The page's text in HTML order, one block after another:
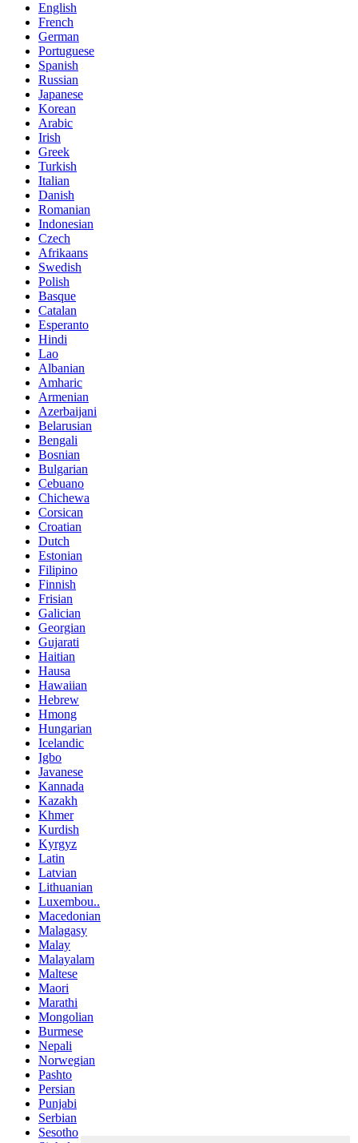
English
French
German
Portuguese
Spanish
Russian
Japanese
Korean
Arabic
Irish
Greek
Turkish
Italian
Danish
Romanian
Indonesian
Czech
Afrikaans
Swedish
Polish
Basque
Catalan
Esperanto
Hindi
Lao
Albanian
Amharic
Armenian
Azerbaijani
Belarusian
Bengali
Bosnian
Bulgarian
Cebuano
Chichewa
Corsican
Croatian
Dutch
Estonian
Filipino
Finnish
Frisian
Galician
Georgian
Gujarati
Haitian
Hausa
Hawaiian
Hebrew
Hmong
Hungarian
Icelandic
Igbo
Javanese
Kannada
Kazakh
Khmer
Kurdish
Kyrgyz
Latin
Latvian
Lithuanian
Luxembou..
Macedonian
Malagasy
Malay
Malayalam
Maltese
Maori
Marathi
Mongolian
Burmese
Nepali
Norwegian
Pashto
Persian
Punjabi
Serbian
Sesotho